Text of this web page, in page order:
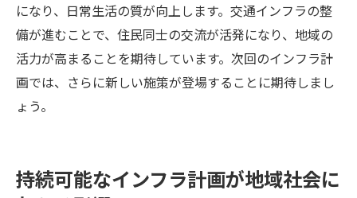
になり、日常生活の質が向上します。交通インフラの整
備が進むことで、住民同士の交流が活発になり、地域の
活力が高まることを期待しています。次回のインフラ計
画では、さらに新しい施策が登場することに期待しまし
ょう。
持続可能なインフラ計画が地域社会に